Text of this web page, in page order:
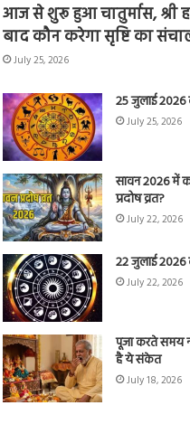
आज से शुरू हुआ चातुर्मास, श्री
बाद कौन करेगा सृष्टि का
July 25, 2026
25 जुलाई 2026
July 25, 2026
सावन 2026 में
प्रदोष व्रत?
July 22, 2026
22 जुलाई 2026
July 22, 2026
पूजा करते समय
है ये संकेत
July 18, 2026